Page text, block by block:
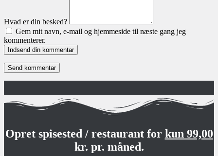
Hvad er din besked?
Gem mit navn, e-mail og hjemmeside til næste gang jeg
kommenterer.
Indsend din kommentar
Opret spisested / restaurant for kun 99,00
kr. pr. måned.